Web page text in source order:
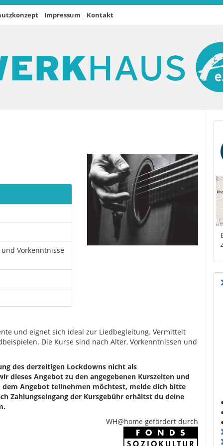
Impressum Kontakt
Vorkenntnisse
und eignet sich ideal zur Liedbegleitung. Vermittelt
Die Kurse sind nach Alter, Vorkenntnissen und
des derzeitigen Lockdowns nicht als
dieses Angebot zu den angegebenen Kurszeiten und
Angebot teilnehmen möchtest, melde dich bitte
Zahlungseingang der Kursgebühr erhältst du deine
WH@home gefördert durch